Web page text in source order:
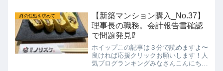
す！引っ越してから数ヶ月経ち新しい土
地と環境にも慣れて毎日マ...
終の住処を求めて
【新築マンション購入_No.37】
理事長の職務。会計報告書確認
で問題発見⁉️
ホイップこの記事は３分で読めますよ〜
良ければ応援クリックお願いします！人
気ブログランキングみなさんこんにちは